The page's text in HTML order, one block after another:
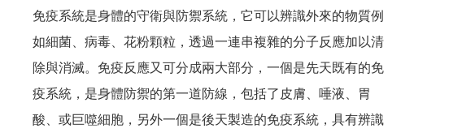
免疫系統是身體的守衛與防禦系統，它可以辨識外來的物質例
如細菌、病毒、花粉顆粒，透過一連串複雜的分子反應加以清
除與消滅。免疫反應又可分成兩大部分，一個是先天既有的免
疫系統，是身體防禦的第一道防線，包括了皮膚、唾液、胃
酸、或巨噬細胞，另外一個是後天製造的免疫系統，具有辨識